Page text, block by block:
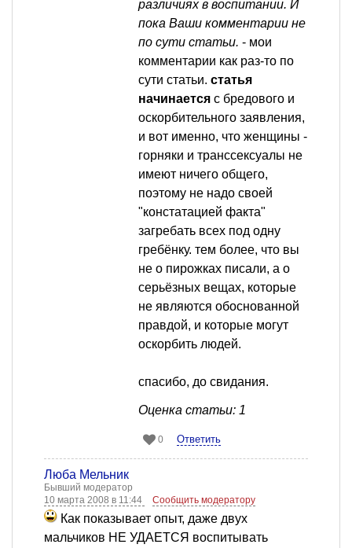
различиях в воспитании. И
пока Ваши комментарии не
по сути статьи. - мои
комментарии как раз-то по
сути статьи. статья
начинается с бредового и
оскорбительного заявления,
и вот именно, что женщины -
горняки и транссексуалы не
имеют ничего общего,
поэтому не надо своей
"констатацией факта"
загребать всех под одну
гребёнку. тем более, что вы
не о пирожках писали, а о
серьёзных вещах, которые
не являются обоснованной
правдой, и которые могут
оскорбить людей.
спасибо, до свидания.
Оценка статьи: 1
0 Ответить
Люба Мельник
Бывший модератор
10 марта 2008 в 11:44
Сообщить модератору
Как показывает опыт, даже двух
мальчиков НЕ УДАЕТСЯ воспитывать